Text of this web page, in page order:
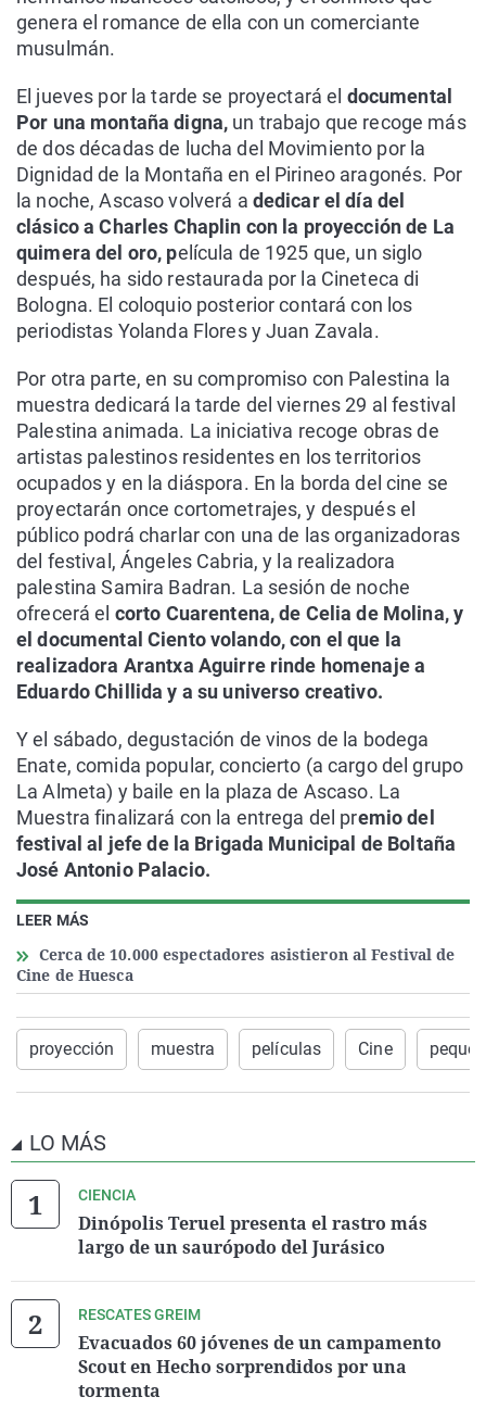
LEER MÁS
Cerca de 10.000 espectadores asistieron al Festival de
Cine de Huesca
genera el romance de ella con un comerciante
musulmán.
El jueves por la tarde se proyectará el documental
Por una montaña digna, un trabajo que recoge más
de dos décadas de lucha del Movimiento por la
Dignidad de la Montaña en el Pirineo aragonés. Por
la noche, Ascaso volverá a dedicar el día del
clásico a Charles Chaplin con la proyección de La
quimera del oro, película de 1925 que, un siglo
después, ha sido restaurada por la Cineteca di
Bologna. El coloquio posterior contará con los
periodistas Yolanda Flores y Juan Zavala.
Por otra parte, en su compromiso con Palestina la
muestra dedicará la tarde del viernes 29 al festival
Palestina animada. La iniciativa recoge obras de
artistas palestinos residentes en los territorios
ocupados y en la diáspora. En la borda del cine se
proyectarán once cortometrajes, y después el
público podrá charlar con una de las organizadoras
del festival, Ángeles Cabria, y la realizadora
palestina Samira Badran. La sesión de noche
ofrecerá el corto Cuarentena, de Celia de Molina, y
el documental Ciento volando, con el que la
realizadora Arantxa Aguirre rinde homenaje a
Eduardo Chillida y a su universo creativo.
Y el sábado, degustación de vinos de la bodega
Enate, comida popular, concierto (a cargo del grupo
La Almeta) y baile en la plaza de Ascaso. La
Muestra finalizará con la entrega del premio del
festival al jefe de la Brigada Municipal de Boltaña
José Antonio Palacio.
proyección muestra películas Cine
LO MÁS
CIENCIA
Dinópolis Teruel presenta el rastro más
largo de un saurópodo del Jurásico
RESCATES GREIM
Evacuados 60 jóvenes de un campamento
Scout en Hecho sorprendidos por una
tormenta